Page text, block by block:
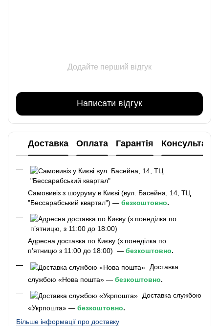
Додайте перший відгук
Написати відгук
Доставка Оплата Гарантія Консультація
Самовивіз з шоуруму в Києві (вул. Басейна, 14, ТЦ
"Бессарабський квартал") — безкоштовно.
Адресна доставка по Києву (з понеділка по
п’ятницю з 11:00 до 18:00) — безкоштовно.
Доставка
службою «Нова пошта» — безкоштовно.
Доставка службою
«Укрпошта» — безкоштовно.
Більше інформації про доставку